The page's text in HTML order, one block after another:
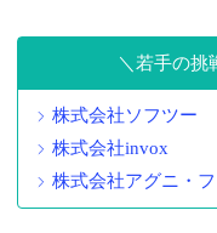
若手の挑
株式会社ソフツー
株式会社invox
株式会社アグニ・